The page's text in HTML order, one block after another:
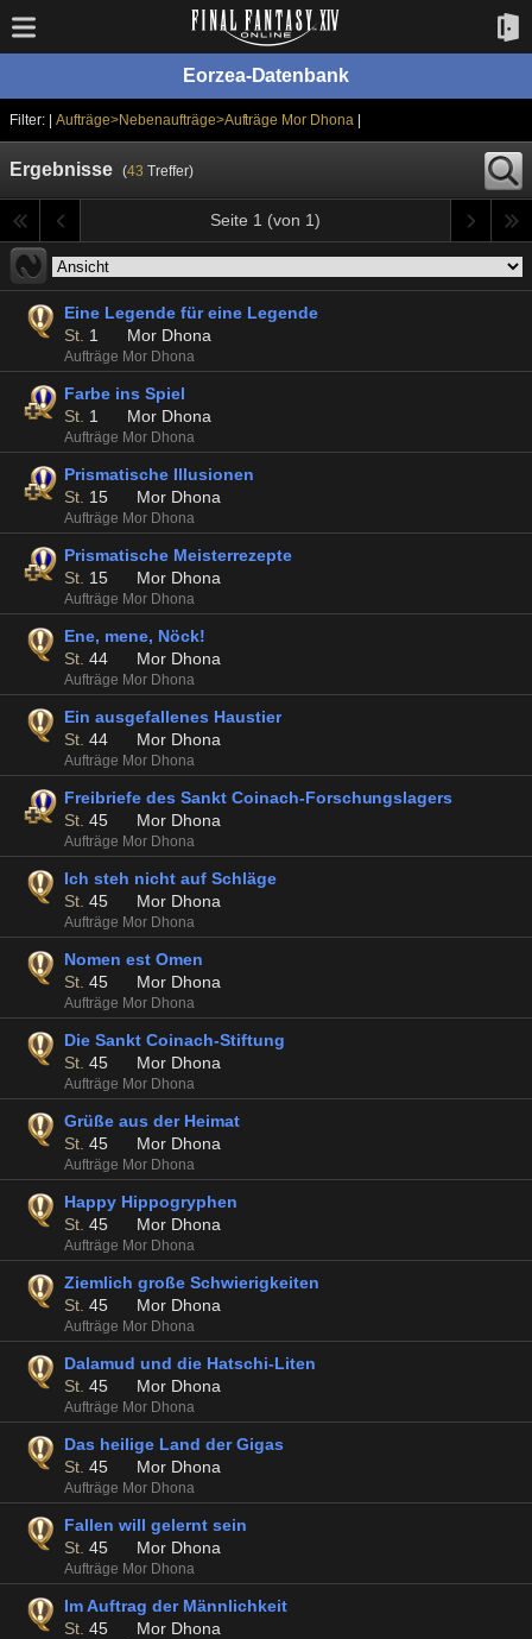
Eorzea-Datenbank
Filter: | Aufträge>Nebenaufträge>Aufträge Mor Dhona
Ergebnisse (43 Treffer)
Seite 1 (von 1)
Eine Legende für eine Legende
St. 1 Mor Dhona
Aufträge Mor Dhona
Farbe ins Spiel
St. 1 Mor Dhona
Aufträge Mor Dhona
Prismatische Illusionen
St. 15 Mor Dhona
Aufträge Mor Dhona
Prismatische Meisterrezepte
St. 15 Mor Dhona
Aufträge Mor Dhona
Ene, mene, Nöck!
St. 44 Mor Dhona
Aufträge Mor Dhona
Ein ausgefallenes Haustier
St. 44 Mor Dhona
Aufträge Mor Dhona
Freibriefe des Sankt Coinach-Forschungslagers
St. 45 Mor Dhona
Aufträge Mor Dhona
Ich steh nicht auf Schläge
St. 45 Mor Dhona
Aufträge Mor Dhona
Nomen est Omen
St. 45 Mor Dhona
Aufträge Mor Dhona
Die Sankt Coinach-Stiftung
St. 45 Mor Dhona
Aufträge Mor Dhona
Grüße aus der Heimat
St. 45 Mor Dhona
Aufträge Mor Dhona
Happy Hippogryphen
St. 45 Mor Dhona
Aufträge Mor Dhona
Ziemlich große Schwierigkeiten
St. 45 Mor Dhona
Aufträge Mor Dhona
Dalamud und die Hatschi-Liten
St. 45 Mor Dhona
Aufträge Mor Dhona
Das heilige Land der Gigas
St. 45 Mor Dhona
Aufträge Mor Dhona
Fallen will gelernt sein
St. 45 Mor Dhona
Aufträge Mor Dhona
Im Auftrag der Männlichkeit
St. 45 Mor Dhona